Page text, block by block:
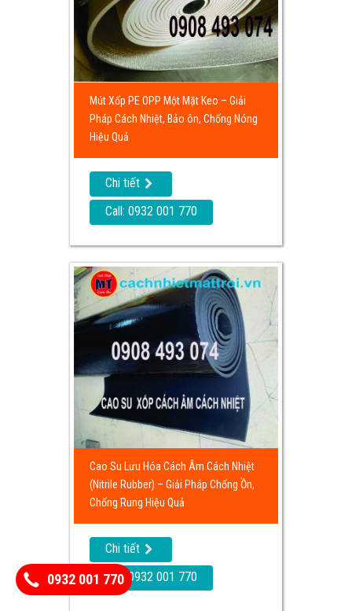
Mút Xốp PE OPP Một Mặt Keo – Giải
Pháp Cách Nhiệt, Bảo ôn, Chống Nóng
Hiệu Quả
Chi tiết
Call: 0932 001 770
Cao Su Lưu Hóa Cách Âm Cách Nhiệt
(Nitrile Rubber) – Giải Pháp Chống Ồn,
Chống Rung Hiệu Quả
Chi tiết
Call: 0932 001 770
0932 001 770